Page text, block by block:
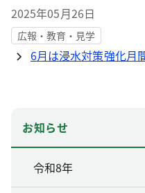
2025年05月26日
広報・教育・見学
6月は浸水対策強化月
お知らせ
令和8年